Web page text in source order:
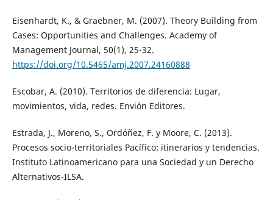
Eisenhardt, K., & Graebner, M. (2007). Theory Building from
Cases: Opportunities and Challenges. Academy of
Management Journal, 50(1), 25-32.
https://doi.org/10.5465/amj.2007.24160888
Escobar, A. (2010). Territorios de diferencia: Lugar,
movimientos, vida, redes. Envión Editores.
Estrada, J., Moreno, S., Ordóñez, F. y Moore, C. (2013).
Procesos socio-territoriales Pacífico: itinerarios y tendencias.
Instituto Latinoamericano para una Sociedad y un Derecho
Alternativos-ILSA.